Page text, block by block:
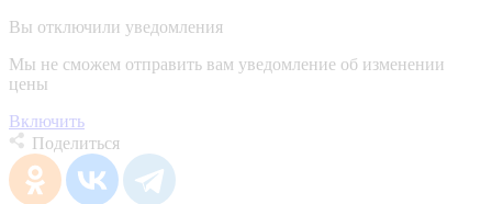
Вы отключили уведомления
Мы не сможем отправить вам уведомление об изменении
цены
Включить
Поделиться